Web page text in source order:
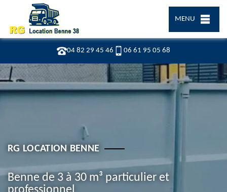
04 82 29 45 46 06 61 95 05 68
MENU
RG LOCATION BENNE
Benne de 3 à 30 m³ particulier et